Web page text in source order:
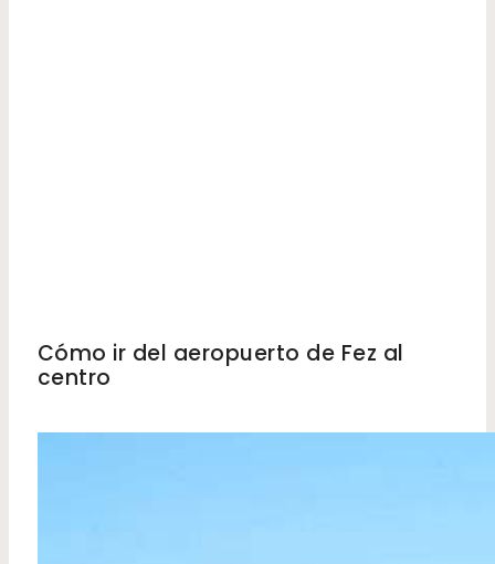
Cómo ir del aeropuerto de Fez al
centro